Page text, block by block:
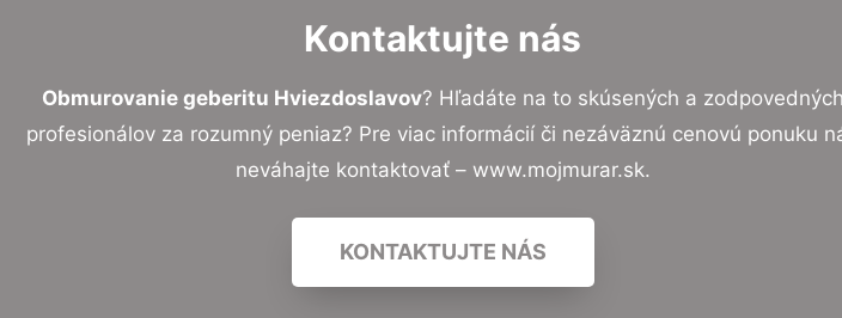
Kontaktujte nás
Obmurovanie geberitu Hviezdoslavov? Hľadáte na to skúsených a zodpovedných
profesionálov za rozumný peniaz? Pre viac informácií či nezáväznú cenovú ponuku
neváhajte kontaktovať – www.mojmurar.sk.
KONTAKTUJTE NÁS